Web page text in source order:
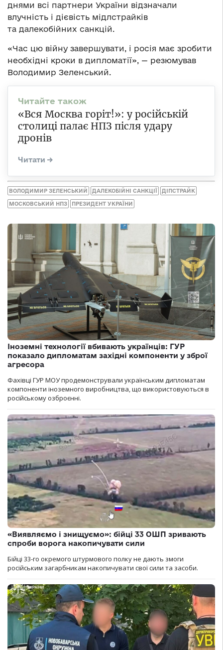
днями всі партнери України відзначали
влучність і дієвість мідлстрайків
та далекобійних санкцій.
«Час цю війну завершувати, і росія має зробити
необхідні кроки в дипломатії», — резюмував
Володимир Зеленський.
«Вся Москва горіт!»: у російській
столиці палає НПЗ після удару
дронів
ВОЛОДИМИР ЗЕЛЕНСЬКИЙ ДАЛЕКОБІЙНІ САНКЦІЇ ДІПСТРАЙК
МОСКОВСЬКИЙ НПЗ ПРЕЗИДЕНТ УКРАЇНИ
Іноземні технології вбивають українців: ГУР
показало дипломатам західні компоненти у зброї
агресора
Фахівці ГУР МОУ продемонстрували українським дипломатам
компоненти іноземного виробництва, що використовуються в
російському озброєнні.
«Виявляємо і знищуємо»: бійці 33 ОШП зривають
спроби ворога накопичувати сили
Бійці 33-го окремого штурмового полку не дають змоги
російським загарбникам накопичувати свої сили та засоби.